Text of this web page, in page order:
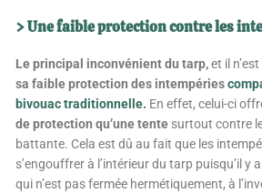
> Une faible protection contre les
Le principal inconvénient du tarp,et il
sa faible protection des intempéries
bivouac traditionnelle. En effet, celui-ci
de protection qu’une tente surtout contre
battante. Cela est dû au fait que les
s’engouffrer à l’intérieur du tarp puisqu’il y
qui n’est pas fermée hermétiquement, à